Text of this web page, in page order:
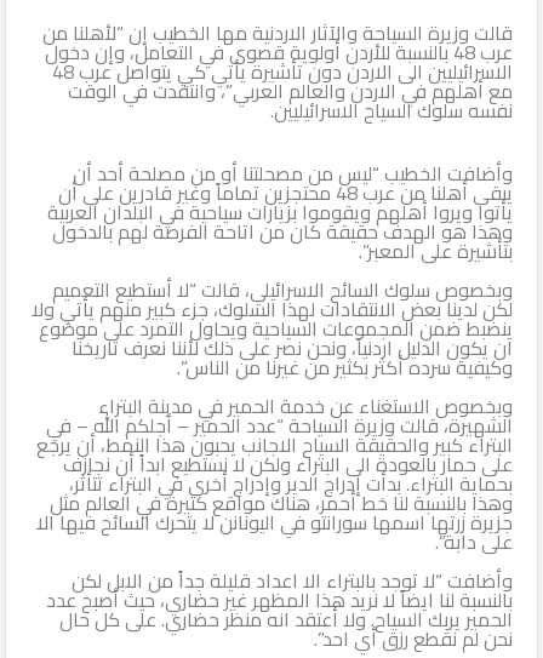
قالت وزيرة السياحة والآثار الاردنية مها الخطيب إن “لأهلنا من
عرب 48 بالنسبة للأردن أولوية قصوى في التعامل، وإن دخول
الاسرائيليين الى الاردن دون تأشيرة يأتي كي يتواصل عرب 48
مع أهلهم في الاردن والعالم العربي”، وانتقدت في الوقت
نفسه سلوك السياح الاسرائيليين.
وأضافت الخطيب “ليس من مصحلتنا أو من مصلحة أحد أن
يبقى أهلنا من عرب 48 محتجزين تماماً وغير قادرين على أن
يأتوا ويروا أهلهم ويقوموا بزيارات سياحية في البلدان العربية
وهذا هو الهدف حقيقة كان من اتاحة الفرصة لهم بالدخول
بتأشيرة على المعبر”.
وبخصوص سلوك السائح الاسرائيلي، قالت “لا أستطيع التعميم
لكن لدينا بعض الانتقادات لهذا السلوك، جزء كبير منهم يأتي ولا
ينضبط ضمن المجموعات السياحية ويحاول التمرد على موضوع
ان يكون الدليل اردنياً، ونحن نصر على ذلك لأننا نعرف تاريخنا
وكيفية سرده أكثر بكثير من غيرنا من الناس”.
وبخصوص الاستغناء عن خدمة الحمير في مدينة البتراء
الشهيرة، قالت وزيرة السياحة “عدد الحمير – أجلكم الله – في
البتراء كبير والحقيقة السياح الاجانب يحبون هذا النمط، أن يرجع
على حمار بالعودة الى البتراء ولكن لا نستطيع ابداً أن نجازف
بحماية البتراء. بدأت إدراج الدير وإدراج أخرى في البتراء تتأثر،
وهذا بالنسبة لنا خط أحمر، هناك مواقع كثيرة في العالم مثل
جزيرة زرتها اسمها سورانتو في اليونانن لا يتحرك السائح فيها الا
على دابة”.
وأضافت “لا توجد بالبتراء الا اعداد قليلة جداً من الابل لكن
بالنسبة لنا ايضاً لا نريد هذا المظهر غير حضاري، حيث أصبح عدد
الحمير يربك السياح. ولا أعتقد انه منظر حضاري. على كل حال
نحن لم نقطع رزق أي احد”.